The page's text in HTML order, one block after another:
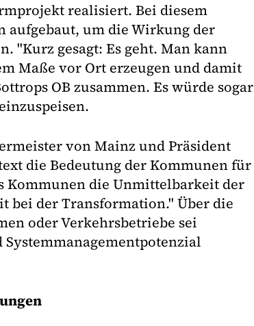
realisiert. Bei diesem
aufgebaut, um die Wirkung der
"Kurz gesagt: Es geht. Man kann
Maße vor Ort erzeugen und damit
OB zusammen. Es würde sogar
von Mainz und Präsident
die Bedeutung der Kommunen für
Kommunen die Unmittelbarkeit der
bei der Transformation." Über die
oder Verkehrsbetriebe sei